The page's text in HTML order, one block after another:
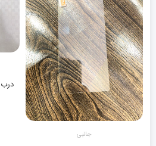
جانبی